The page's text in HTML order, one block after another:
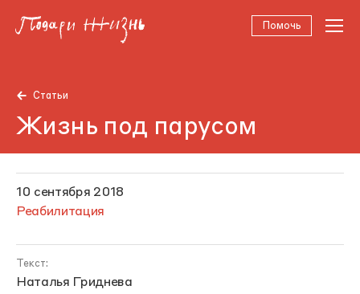
Помочь
Статьи
Жизнь под парусом
10 сентября 2018
Реабилитация
Текст:
Наталья Гриднева